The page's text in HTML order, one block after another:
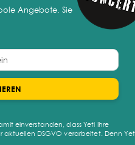
Angebote. Sie
einverstanden, dass Yeti Ihre
DSGVO verarbeitet. Denn